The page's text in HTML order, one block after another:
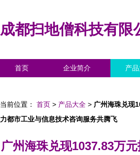
成都扫地僧科技有限
首页 企业简介 产
当前位置： 首页 > 产品大全 > 广州海珠兑现
力都市工业与信息技术咨询服务共腾飞
广州海珠兑现1037.83万